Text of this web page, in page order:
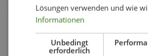
Lösungen verwenden und wie
Informationen
Unbedingt
erforderlich